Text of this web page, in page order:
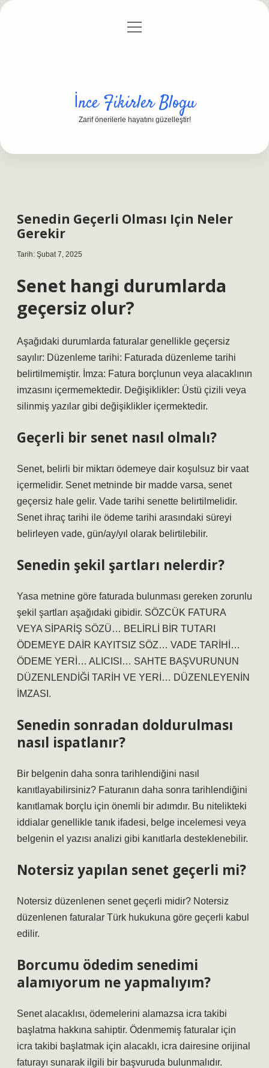
Gizlilik Politikası
menüyü
İnce Fikirler Blogu
Zarif önerilerle hayatını güzelleştir!
Senedin Geçerli Olması Için Neler
Gerekir
Tarih: Şubat 7, 2025
Senet hangi durumlarda
geçersiz olur?
Aşağıdaki durumlarda faturalar genellikle geçersiz
sayılır: Düzenleme tarihi: Faturada düzenleme tarihi
belirtilmemiştir. İmza: Fatura borçlunun veya alacaklının
imzasını içermemektedir. Değişiklikler: Üstü çizili veya
silinmiş yazılar gibi değişiklikler içermektedir.
Geçerli bir senet nasıl olmalı?
Senet, belirli bir miktarı ödemeye dair koşulsuz bir vaat
içermelidir. Senet metninde bir madde varsa, senet
geçersiz hale gelir. Vade tarihi senette belirtilmelidir.
Senet ihraç tarihi ile ödeme tarihi arasındaki süreyi
belirleyen vade, gün/ay/yıl olarak belirtilebilir.
Senedin şekil şartları nelerdir?
Yasa metnine göre faturada bulunması gereken zorunlu
şekil şartları aşağıdaki gibidir. SÖZCÜK FATURA
VEYA SİPARİŞ SÖZÜ… BELİRLİ BİR TUTARI
ÖDEMEYE DAİR KAYITSIZ SÖZ… VADE TARİHİ…
ÖDEME YERİ… ALICISI… SAHTE BAŞVURUNUN
DÜZENLENDİĞİ TARİH VE YERİ… DÜZENLEYENİN
İMZASI.
Senedin sonradan doldurulması
nasıl ispatlanır?
Bir belgenin daha sonra tarihlendiğini nasıl
kanıtlayabilirsiniz? Faturanın daha sonra tarihlendiğini
kanıtlamak borçlu için önemli bir adımdır. Bu nitelikteki
iddialar genellikle tanık ifadesi, belge incelemesi veya
belgenin el yazısı analizi gibi kanıtlarla desteklenebilir.
Notersiz yapılan senet geçerli mi?
Notersiz düzenlenen senet geçerli midir? Notersiz
düzenlenen faturalar Türk hukukuna göre geçerli kabul
edilir.
Borcumu ödedim senedimi
alamıyorum ne yapmalıyım?
Senet alacaklısı, ödemelerini alamazsa icra takibi
başlatma hakkına sahiptir. Ödenmemiş faturalar için
icra takibi başlatmak için alacaklı, icra dairesine orijinal
faturayı sunarak ilgili bir başvuruda bulunmalıdır.